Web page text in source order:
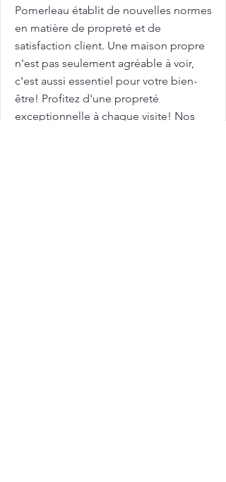
Pomerleau établit de nouvelles normes
en matière de propreté et de
satisfaction client. Une maison propre
n'est pas seulement agréable à voir,
c'est aussi essentiel pour votre bien-
être! Profitez d'une propreté
exceptionnelle à chaque visite! Nos